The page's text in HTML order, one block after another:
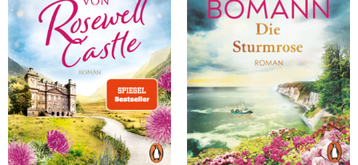
Bomann, Corina
Die Geheimnisse von Rosewell
Castle
Bomann, Corina
Die Sturmrose